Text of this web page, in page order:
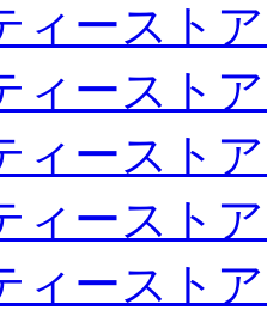
ィースト
ィースト
ィースト
ィースト
ィースト